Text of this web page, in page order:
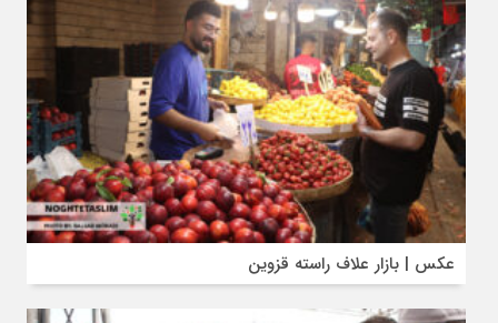
عکس | بازار علاف‌ راسته قزوین